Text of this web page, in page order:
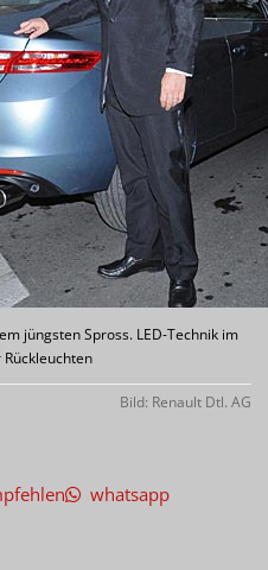
jüngsten Spross. LED-Technik im
Bild: Renault Dtl. AG
whatsapp